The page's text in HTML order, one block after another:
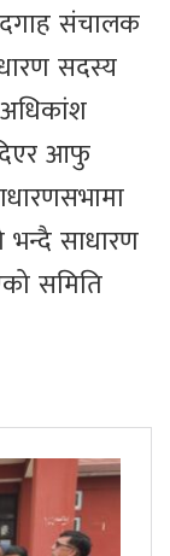
संचालक
सदस्य
आफु
भन्दै साधारण
समिति